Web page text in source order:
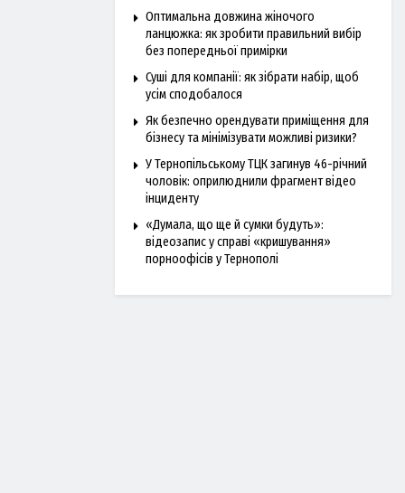
Оптимальна довжина жіночого
ланцюжка: як зробити правильний вибір
без попередньої примірки
Суші для компанії: як зібрати набір, щоб
усім сподобалося
Як безпечно орендувати приміщення для
бізнесу та мінімізувати можливі ризики?
У Тернопільському ТЦК загинув 46-річний
чоловік: оприлюднили фрагмент відео
інциденту
«Думала, що ще й сумки будуть»:
відеозапис у справі «кришування»
порноофісів у Тернополі